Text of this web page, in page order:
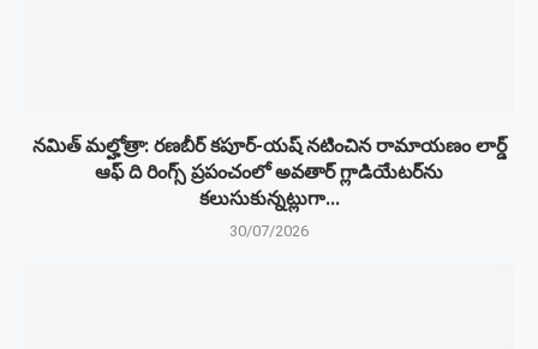
నమిత్ మల్హోత్రా: రణబీర్ కపూర్-యష్ నటించిన రామాయణం లార్డ్
ఆఫ్ ది రింగ్స్ ప్రపంచంలో అవతార్ గ్లాడియేటర్‌ను
కలుసుకున్నట్లుగా...
30/07/2026